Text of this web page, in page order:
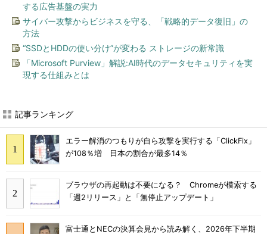
する広告基盤の実力
サイバー攻撃からビジネスを守る、「戦略的データ復旧」の
方法
“SSDとHDDの使い分け”が変わる ストレージの新常識
「Microsoft Purview」解説:AI時代のデータセキュリティを実
現する仕組みとは
記事ランキング
エラー解消のつもりが自ら攻撃を実行する「ClickFix」
が108％増 日本の割合が最多14％
ブラウザの再起動は不要になる？ Chromeが模索する
「週2リリース」と「無停止アップデート」
富士通とNECの決算会見から読み解く、2026年下半期